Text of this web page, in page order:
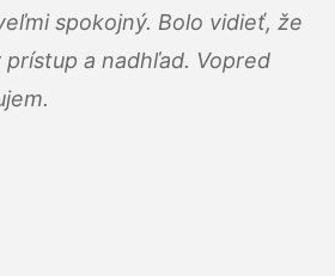
spokojný. Bolo vidieť, že
a nadhľad. Vopred